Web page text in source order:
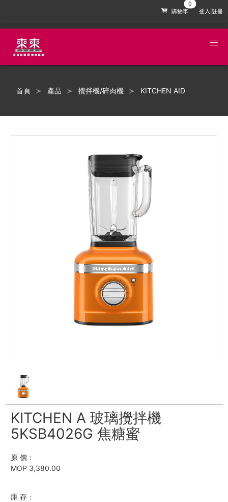
購物車 登入|註冊
首頁 產品 攪拌機/碎肉機 KITCHEN AID
KITCHEN A 玻璃攪拌機
5KSB4026G 焦糖蜜
原 價：
MOP 3,380.00
庫 存：